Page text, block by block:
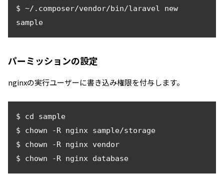
$ ~/.composer/vendor/bin/laravel new
sample
パーミッションの設定
nginxの実行ユーザーに書き込み権限を付与します。
$ cd sample
$ chown -R nginx sample/storage
$ chown -R nginx vendor
$ chown -R nginx database